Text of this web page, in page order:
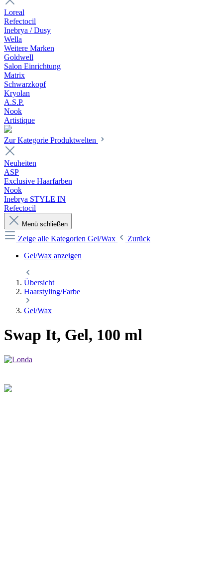
Loreal
Refectocil
Inebrya / Dusy
Wella
Weitere Marken
Goldwell
Salon Einrichtung
Matrix
Schwarzkopf
Kryolan
A.S.P.
Nook
Artistique
Zur Kategorie Produktwelten
Neuheiten
ASP
Exclusive Haarfarben
Nook
Inebrya STYLE IN
Refectocil
Menü schließen
Zeige alle Kategorien Gel/Wax
Zurück
Gel/Wax anzeigen
Übersicht
Haarstyling/Farbe
Gel/Wax
Swap It, Gel, 100 ml